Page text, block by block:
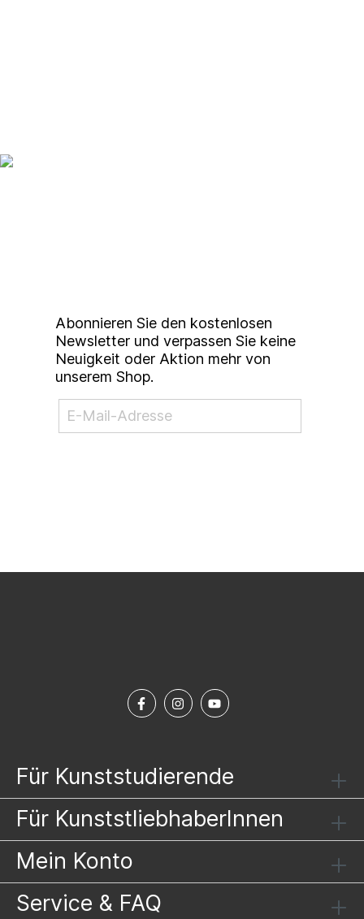
Abonnieren Sie den kostenlosen
Newsletter und verpassen Sie keine
Neuigkeit oder Aktion mehr von
unserem Shop.
Für Kunststudierende
Für KunststliebhaberInnen
Mein Konto
Service & FAQ